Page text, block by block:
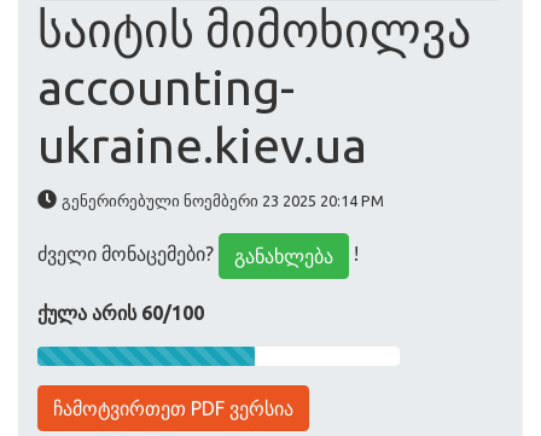
საიტის მიმოხილვა
accounting-
ukraine.kiev.ua
გენერირებული ნოემბერი 23 2025 20:14 PM
ძველი მონაცემები? განახლება !
ქულა არის 60/100
ჩამოტვირთეთ PDF ვერსია